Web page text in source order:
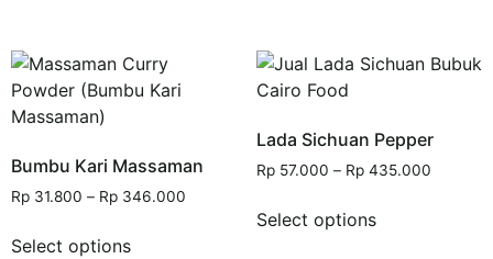
Bumbu Kari Massaman
Rp 31.800 – Rp 346.000
Select options
Lada Sichuan Pepper
Rp57.000 – Rp435.000
Select options